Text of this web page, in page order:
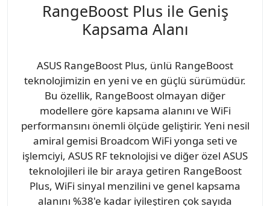
RangeBoost Plus ile Geniş
Kapsama Alanı
ASUS RangeBoost Plus, ünlü RangeBoost
teknolojimizin en yeni ve en güçlü sürümüdür.
Bu özellik, RangeBoost olmayan diğer
modellere göre kapsama alanını ve WiFi
performansını önemli ölçüde geliştirir. Yeni nesil
amiral gemisi Broadcom WiFi yonga seti ve
işlemciyi, ASUS RF teknolojisi ve diğer özel ASUS
teknolojileri ile bir araya getiren RangeBoost
Plus, WiFi sinyal menzilini ve genel kapsama
alanını %38'e kadar iyileştiren çok sayıda